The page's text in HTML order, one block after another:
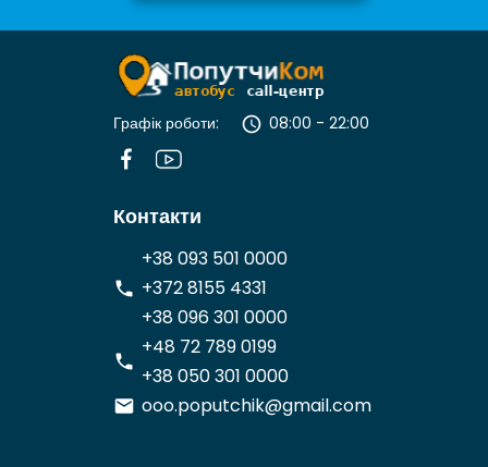
Графік роботи: 08:00 - 22:00
Контакти
+38 093 501 0000
+372 8155 4331
+38 096 301 0000
+48 72 789 0199
+38 050 301 0000
ooo.poputchik@gmail.com